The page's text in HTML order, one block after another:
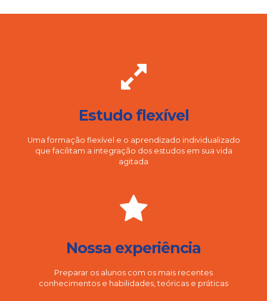
Estudo flexível
Uma formação flexível e o aprendizado individualizado
que facilitam a integração dos estudos em sua vida
agitada
Nossa experiência
Preparar os alunos com os mais recentes
conhecimentos e habilidades, teóricas e práticas